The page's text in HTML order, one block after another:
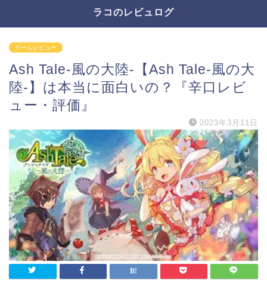
ラコのレビュログ
ゲームレビュー
Ash Tale-風の大陸-【Ash Tale-風の大
陸-】は本当に面白いの？『辛口レビ
ュー・評価』
2023年3月11日